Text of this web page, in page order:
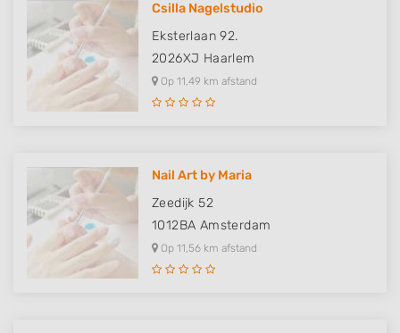
Csilla Nagelstudio
Eksterlaan 92.
2026XJ Haarlem
Op 11,49 km afstand
Nail Art by Maria
Zeedijk 52
1012BA Amsterdam
Op 11,56 km afstand